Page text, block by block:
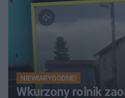
NIEWIARYGODNE!
Wkurzony rolnik